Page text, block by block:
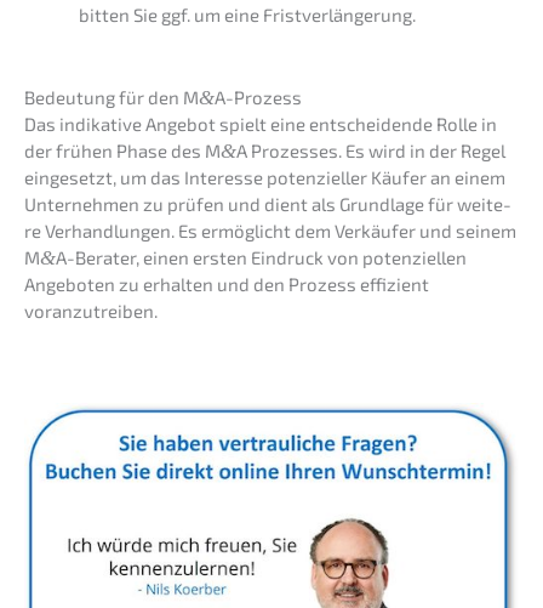
bitten Sie ggf. um eine Fristverlängerung.
Bedeu­tung für den M&A-Prozess
Das indika­ti­ve Angebot spielt eine entschei­den­de Rolle in
der frühen Phase des M&A Prozes­ses. Es wird in der Regel
einge­setzt, um das Inter­es­se poten­zi­el­ler Käufer an einem
Unter­neh­men zu prüfen und dient als Grund­la­ge für weite­
re Verhand­lun­gen. Es ermög­licht dem Verkäu­fer und seinem
M&A-Berater, einen ersten Eindruck von poten­zi­el­len
Angebo­ten zu erhal­ten und den Prozess effizi­ent
voranzutreiben.